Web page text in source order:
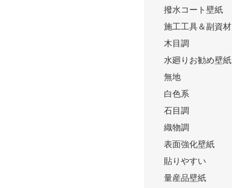
撥水コート壁紙
施工工具＆副資材
木目調
水廻りお勧め壁紙
無地
白色系
石目調
織物調
表面強化壁紙
貼りやすい
量産品壁紙